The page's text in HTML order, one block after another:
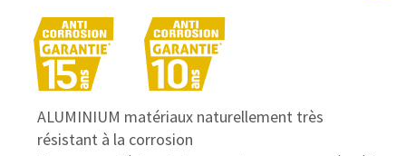
ALUMINIUM matériaux naturellement très
résistant à la corrosion